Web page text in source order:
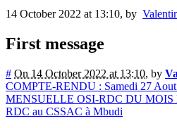
14 October 2022 at 13:10, by
First message
# On 14 October 2022 at 13:10, by
COMPTE-RENDU : Samedi 27
MENSUELLE OSI-RDC DU
RDC au CSSAC à Mbudi